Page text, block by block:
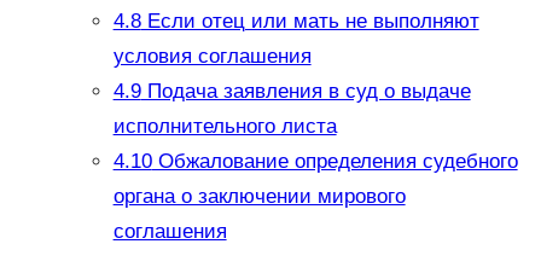
4.8Если отец или мать не выполняют
условия соглашения
4.9Подача заявления в суд о выдаче
исполнительного листа
4.10Обжалование определения судебного
органа о заключении мирового
соглашения